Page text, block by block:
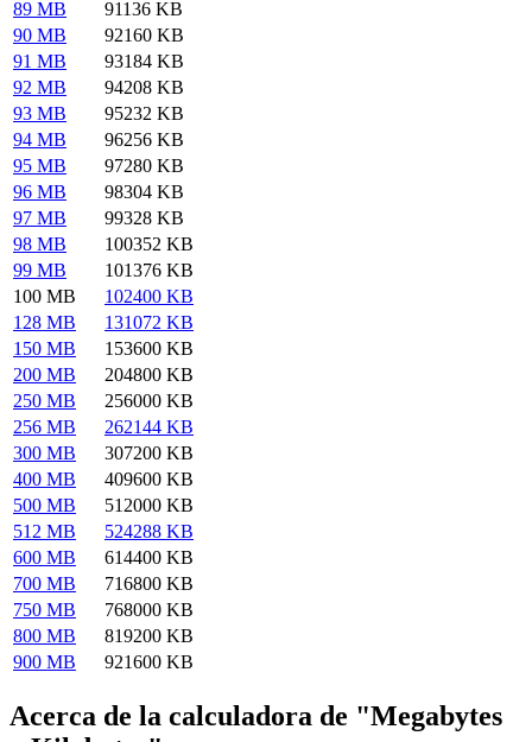
89 MB
91136 KB
90 MB
92160 KB
91 MB
93184 KB
92 MB
94208 KB
93 MB
95232 KB
94 MB
96256 KB
95 MB
97280 KB
96 MB
98304 KB
97 MB
99328 KB
98 MB
100352 KB
99 MB
101376 KB
100 MB
102400 KB
128 MB
131072 KB
150 MB
153600 KB
200 MB
204800 KB
250 MB
256000 KB
256 MB
262144 KB
300 MB
307200 KB
400 MB
409600 KB
500 MB
512000 KB
512 MB
524288 KB
600 MB
614400 KB
700 MB
716800 KB
750 MB
768000 KB
800 MB
819200 KB
900 MB
921600 KB
Acerca de la calculadora de "Megabytes